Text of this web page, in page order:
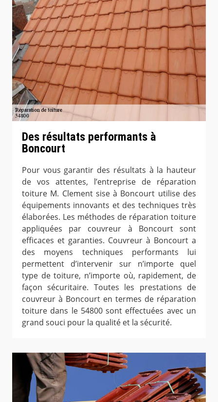
Des résultats performants à
Boncourt
Pour vous garantir des résultats à la hauteur
de vos attentes, l’entreprise de réparation
toiture M. Clement sise à Boncourt utilise des
équipements innovants et des techniques très
élaborées. Les méthodes de réparation toiture
appliquées par couvreur à Boncourt sont
efficaces et garanties. Couvreur à Boncourt a
des moyens techniques performants lui
permettent d’intervenir sur n’importe quel
type de toiture, n’importe où, rapidement, de
façon sécuritaire. Toutes les prestations de
couvreur à Boncourt en termes de réparation
toiture dans le 54800 sont effectuées avec un
grand souci pour la qualité et la sécurité.